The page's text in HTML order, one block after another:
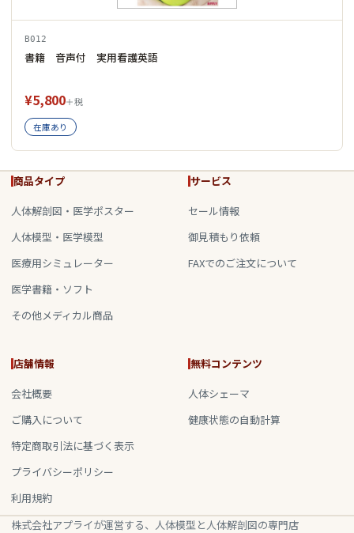
B012
書籍 音声付 実用看護英語
¥5,800＋税
在庫あり
商品タイプ
人体解剖図・医学ポスター
人体模型・医学模型
医療用シミュレーター
医学書籍・ソフト
その他メディカル商品
サービス
セール情報
御見積もり依頼
FAXでのご注文について
店舗情報
会社概要
ご購入について
特定商取引法に基づく表示
プライバシーポリシー
利用規約
無料コンテンツ
人体シェーマ
健康状態の自動計算
株式会社アプライが運営する、人体模型と人体解剖図の専門店